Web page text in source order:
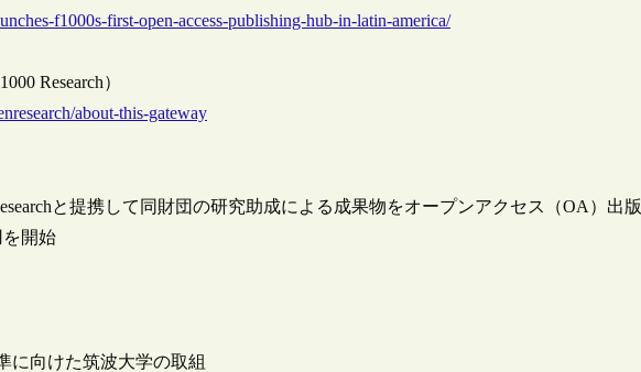
f1000s-first-open-access-publishing-hub-in-latin-america/
Research）
about-this-gateway
と提携して同財団の研究助成による成果物をオープンアクセス（OA）出版
を開始
に向けた筑波大学の取組